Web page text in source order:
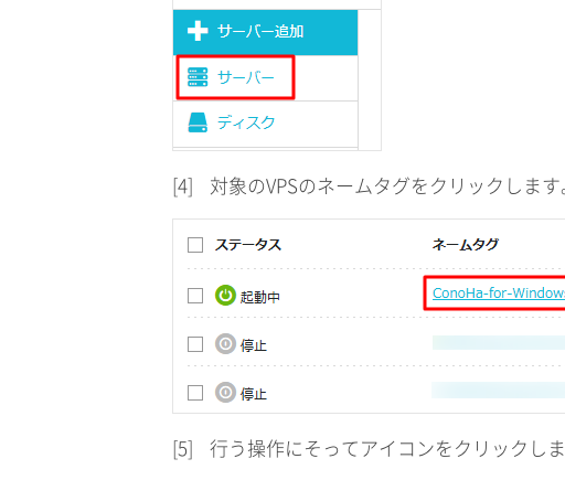
[4] 対象のVPSのネームタグをクリックします
[5] 行う操作にそってアイコンをクリックしま